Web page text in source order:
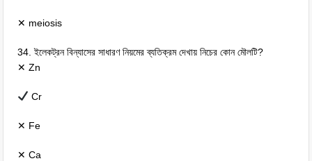
✕ meiosis
34. ইলেকট্রন বিন্যাসের সাধারণ নিয়মের ব্যতিক্রম দেখায় নিচের কোন মৌলটি?
✕ Zn
Cr
✕ Fe
✕ Ca